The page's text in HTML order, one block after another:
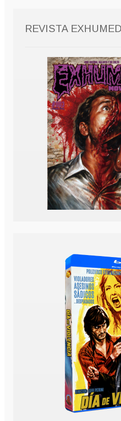
REVISTA